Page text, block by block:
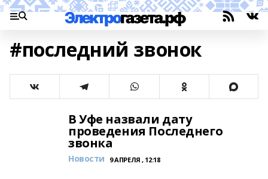
#последний звонок
В Уфе назвали дату
проведения Последнего
звонка
Новости 9 АПРЕЛЯ , 12:18